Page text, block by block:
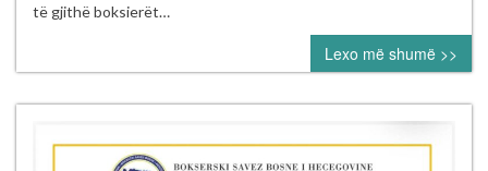
turneut
ndërkombëtar
“Mustafa
Hajrulahović
Talijan”
të gjithë boksierët…
Lexo më shumë >>